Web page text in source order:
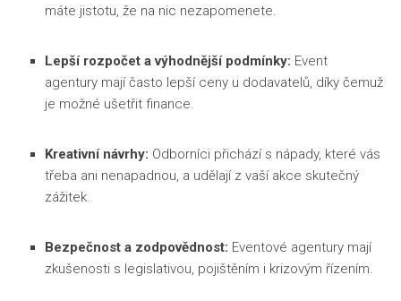
máte jistotu, že na nic nezapomenete.
Lepší rozpočet a výhodnější podmínky: Event
agentury mají často lepší ceny u dodavatelů, díky čemuž
je možné ušetřit finance.
Kreativní návrhy: Odborníci přichází s nápady, které vás
třeba ani nenapadnou, a udělají z vaší akce skutečný
zážitek.
Bezpečnost a zodpovědnost: Eventové agentury mají
zkušenosti s legislativou, pojištěním i krizovým řízením.